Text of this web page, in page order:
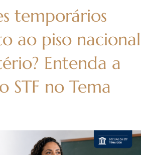
temporários
ao piso nacional
Entenda a
STF no Tema